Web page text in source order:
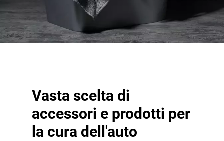
Vasta scelta di
accessori e prodotti per
la cura dell'auto